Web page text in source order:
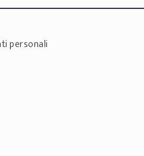
personali